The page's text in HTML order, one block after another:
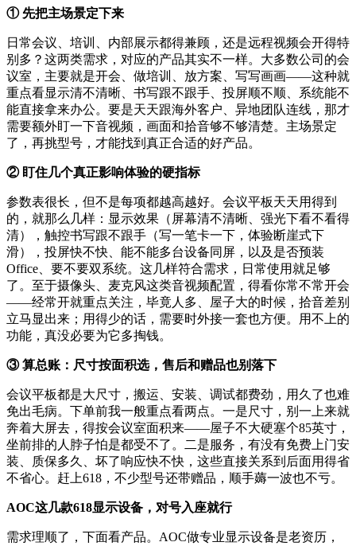
① 先把主场景定下来
日常会议、培训、内部展示都得兼顾，还是远程视频会开得特
别多？这两类需求，对应的产品其实不一样。大多数公司的会
议室，主要就是开会、做培训、放方案、写写画画——这种就
重点看显示清不清晰、书写跟不跟手、投屏顺不顺、系统能不
能直接拿来办公。要是天天跟海外客户、异地团队连线，那才
需要额外盯一下音视频，画面和拾音够不够清楚。主场景定
了，再挑型号，才能找到真正合适的好产品。
② 盯住几个真正影响体验的硬指标
参数表很长，但不是每项都越高越好。会议平板天天用得到
的，就那么几样：显示效果（屏幕清不清晰、强光下看不看得
清），触控书写跟不跟手（写一笔卡一下，体验断崖式下
滑），投屏快不快、能不能多台设备同屏，以及是否预装
Office、要不要双系统。这几样符合需求，日常使用就足够
了。至于摄像头、麦克风这类音视频配置，得看你常不常开会
——经常开就重点关注，毕竟人多、屋子大的时候，拾音差别
立马显出来；用得少的话，需要时外接一套也方便。用不上的
功能，真没必要为它多掏钱。
③ 算总账：尺寸按面积选，售后和赠品也别落下
会议平板都是大尺寸，搬运、安装、调试都费劲，用久了也难
免出毛病。下单前我一般重点看两点。一是尺寸，别一上来就
奔着大屏去，得按会议室面积来——屋子不大硬塞个85英寸，
坐前排的人脖子怕是都受不了。二是服务，有没有免费上门安
装、质保多久、坏了响应快不快，这些直接关系到后面用得省
不省心。赶上618，不少型号还带赠品，顺手薅一波也不亏。
AOC这几款618显示设备，对号入座就行
需求理顺了，下面看产品。AOC做专业显示设备是老资历，